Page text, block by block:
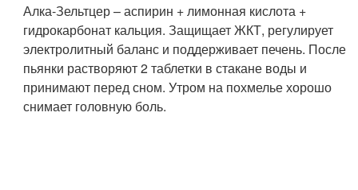
Алка-Зельтцер – аспирин + лимонная кислота +
гидрокарбонат кальция. Защищает ЖКТ, регулирует
электролитный баланс и поддерживает печень. После
пьянки растворяют 2 таблетки в стакане воды и
принимают перед сном. Утром на похмелье хорошо
снимает головную боль.